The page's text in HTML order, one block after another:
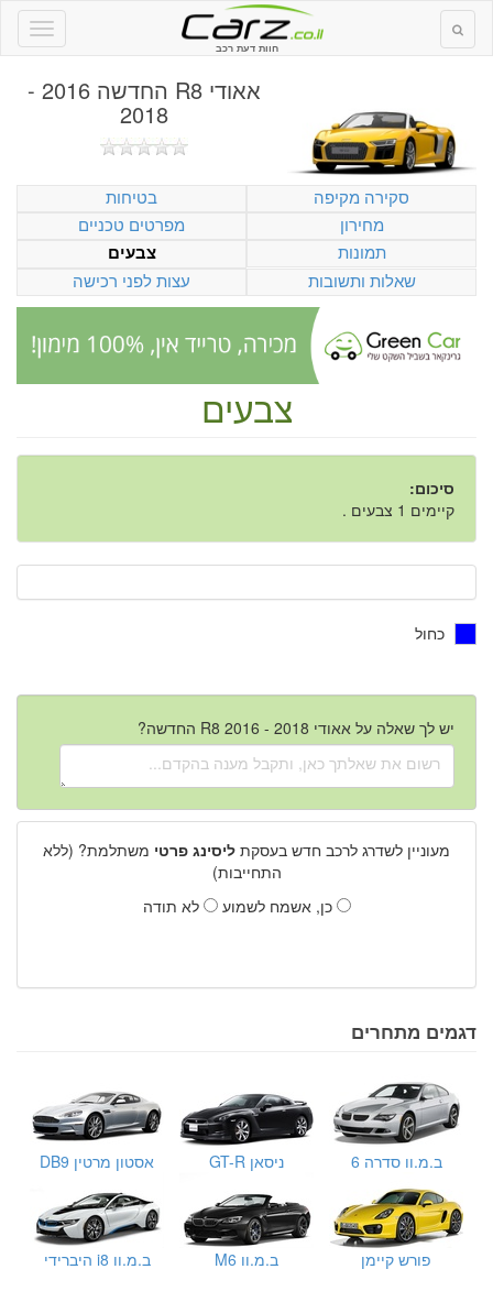
חוות דעת רכב
אאודי R8 החדשה 2016 -
2018
סקירה מקיפה
בטיחות
מחירון
מפרטים טכניים
תמונות
צבעים
שאלות ותשובות
עצות לפני רכישה
צבעים
סיכום:
קיימים 1 צבעים .
כחול
יש לך שאלה על אאודי R8 2016 - 2018 החדשה?
מעוניין לשדרג לרכב חדש בעסקת ליסינג פרטי משתלמת? (ללא
התחייבות)
כן, אשמח לשמוע
לא תודה
דגמים מתחרים
ב.מ.וו סדרה 6 ניסאן GT-R אסטון מרטין DB9
פורש קיימן ב.מ.וו M6 ב.מ.וו i8 היברידי